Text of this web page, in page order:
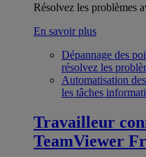
Résolvez les problèmes
En savoir plus
Dépannage des
résolvez les
Automatisation
les tâches
Travailleur
TeamViewer